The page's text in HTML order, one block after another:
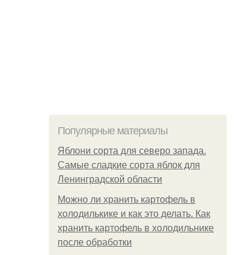
Популярные материалы
Яблони сорта для северо запада.
Самые сладкие сорта яблок для
Ленинградской области
Можно ли хранить картофель в
холодилькике и как это делать. Как
хранить картофель в холодильнике
после обработки